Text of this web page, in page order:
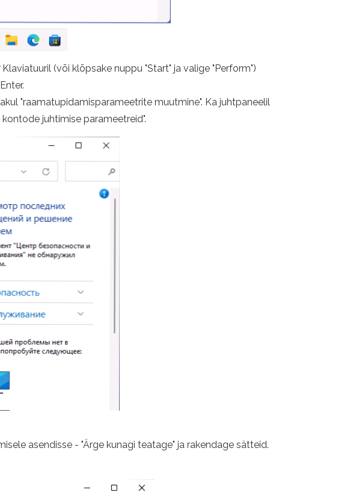
Klaviatuuril (või klõpsake nuppu "Start" ja valige "Perform")
"raamatupidamisparameetrite muutmine". Ka juhtpaneelil
juhtimise parameetreid".
asendisse - "Ärge kunagi teatage" ja rakendage sätteid.